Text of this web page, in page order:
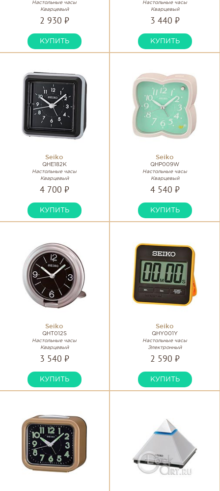
Настольные часы
Кварцевый
2 930 ₽
КУПИТЬ
Настольные часы
Кварцевый
3 440 ₽
КУПИТЬ
Seiko
QHE182K
Настольные часы
Кварцевый
4 700 ₽
КУПИТЬ
Seiko
QHP009W
Настольные часы
Кварцевый
4 540 ₽
КУПИТЬ
Seiko
QHT012S
Настольные часы
Кварцевый
3 540 ₽
КУПИТЬ
Seiko
QHY001Y
Настольные часы
Электронный
2 590 ₽
КУПИТЬ